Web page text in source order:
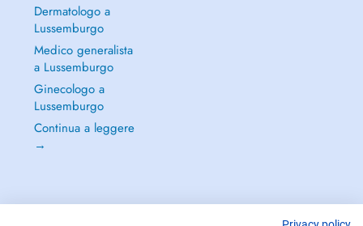
Dermatologo a
Lussemburgo
Medico generalista
a Lussemburgo
Ginecologo a
Lussemburgo
Continua a leggere
→